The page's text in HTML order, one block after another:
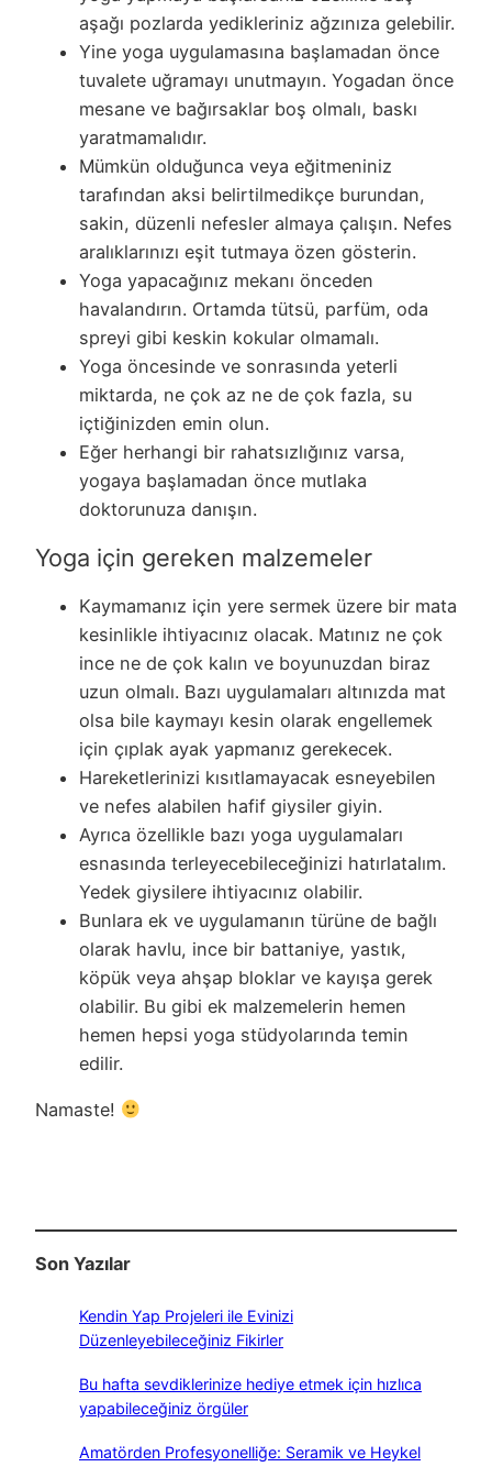
aşağı pozlarda yedikleriniz ağzınıza gelebilir.
Yine yoga uygulamasına başlamadan önce
tuvalete uğramayı unutmayın. Yogadan önce
mesane ve bağırsaklar boş olmalı, baskı
yaratmamalıdır.
Mümkün olduğunca veya eğitmeniniz
tarafından aksi belirtilmedikçe burundan,
sakin, düzenli nefesler almaya çalışın. Nefes
aralıklarınızı eşit tutmaya özen gösterin.
Yoga yapacağınız mekanı önceden
havalandırın. Ortamda tütsü, parfüm, oda
spreyi gibi keskin kokular olmamalı.
Yoga öncesinde ve sonrasında yeterli
miktarda, ne çok az ne de çok fazla, su
içtiğinizden emin olun.
Eğer herhangi bir rahatsızlığınız varsa,
yogaya başlamadan önce mutlaka
doktorunuza danışın.
Yoga için gereken malzemeler
Kaymamanız için yere sermek üzere bir mata
kesinlikle ihtiyacınız olacak. Matınız ne çok
ince ne de çok kalın ve boyunuzdan biraz
uzun olmalı. Bazı uygulamaları altınızda mat
olsa bile kaymayı kesin olarak engellemek
için çıplak ayak yapmanız gerekecek.
Hareketlerinizi kısıtlamayacak esneyebilen
ve nefes alabilen hafif giysiler giyin.
Ayrıca özellikle bazı yoga uygulamaları
esnasında terleyecebileceğinizi hatırlatalım.
Yedek giysilere ihtiyacınız olabilir.
Bunlara ek ve uygulamanın türüne de bağlı
olarak havlu, ince bir battaniye, yastık,
köpük veya ahşap bloklar ve kayışa gerek
olabilir. Bu gibi ek malzemelerin hemen
hemen hepsi yoga stüdyolarında temin
edilir.
Namaste!
Son Yazılar
Kendin Yap Projeleri ile Evinizi
Düzenleyebileceğiniz Fikirler
Bu hafta sevdiklerinize hediye etmek için hızlıca
yapabileceğiniz örgüler
Amatörden Profesyonelliğe: Seramik ve Heykel